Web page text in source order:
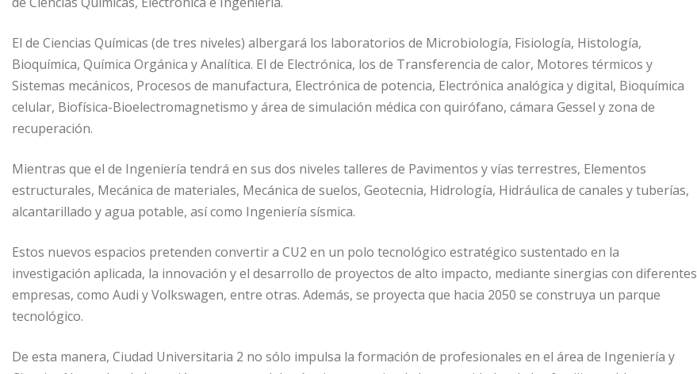
El de Ciencias Químicas (de tres niveles) albergará los laboratorios de Microbiología, Fisiología, Histología,
Bioquímica, Química Orgánica y Analítica. El de Electrónica, los de Transferencia de calor, Motores térmicos y
Sistemas mecánicos, Procesos de manufactura, Electrónica de potencia, Electrónica analógica y digital, Bioquímica
celular, Biofísica-Bioelectromagnetismo y área de simulación médica con quirófano, cámara Gessel y zona de
recuperación.
Mientras que el de Ingeniería tendrá en sus dos niveles talleres de Pavimentos y vías terrestres, Elementos
estructurales, Mecánica de materiales, Mecánica de suelos, Geotecnia, Hidrología, Hidráulica de canales y tuberías,
alcantarillado y agua potable, así como Ingeniería sísmica.
Estos nuevos espacios pretenden convertir a CU2 en un polo tecnológico estratégico sustentado en la
investigación aplicada, la innovación y el desarrollo de proyectos de alto impacto, mediante sinergias con diferentes
empresas, como Audi y Volkswagen, entre otras. Además, se proyecta que hacia 2050 se construya un parque
tecnológico.
De esta manera, Ciudad Universitaria 2 no sólo impulsa la formación de profesionales en el área de Ingeniería y